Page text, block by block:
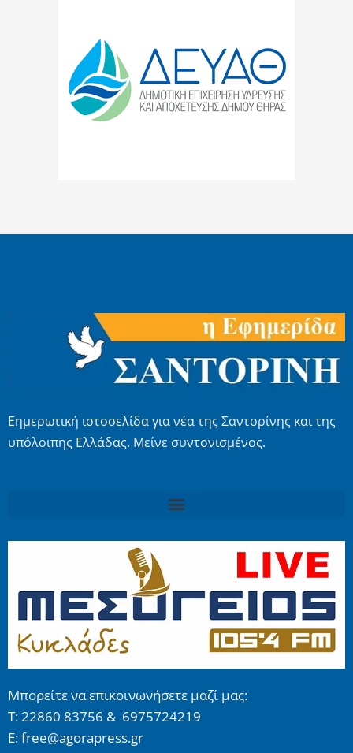
Εημερωτική ιστοσελίδα για νέα της Σαντορίνης και της
υπόλοιπης Ελλάδας. Μείνε συντονισμένος.
Μπορείτε να επικοινωνήσετε μαζί μας:
Τ: 22860 83756 & 6975724219
E: free@agorapress.gr